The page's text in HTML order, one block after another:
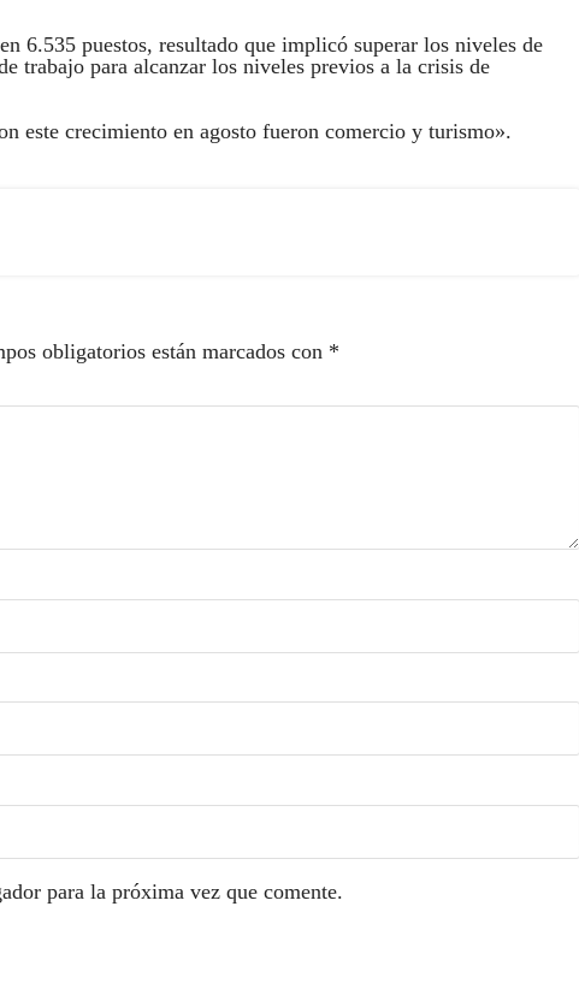
6.535 puestos, resultado que implicó superar los niveles de
trabajo para alcanzar los niveles previos a la crisis de
este crecimiento en agosto fueron comercio y turismo».
obligatorios están marcados con *
para la próxima vez que comente.